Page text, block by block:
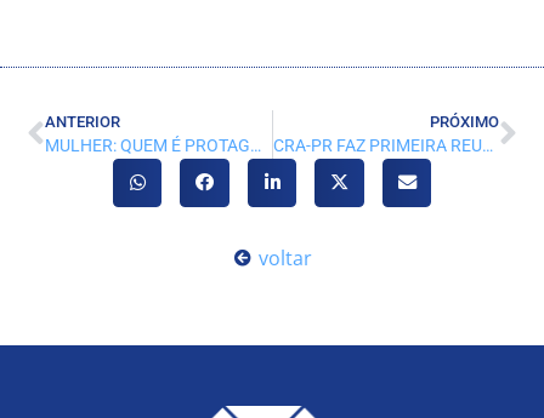
ANTERIOR
MULHER: QUEM É PROTAGONISTA DA SUA HISTÓRIA?
PRÓXIMO
CRA-PR FAZ PRIMEIRA REUNIÃO DE REPRESENTANTES DO ANO
voltar